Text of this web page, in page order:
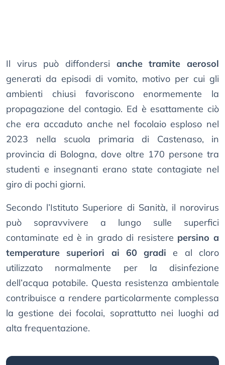
Il virus può diffondersi anche tramite aerosol
generati da episodi di vomito, motivo per cui gli
ambienti chiusi favoriscono enormemente la
propagazione del contagio. Ed è esattamente ciò
che era accaduto anche nel focolaio esploso nel
2023 nella scuola primaria di Castenaso, in
provincia di Bologna, dove oltre 170 persone tra
studenti e insegnanti erano state contagiate nel
giro di pochi giorni.
Secondo l’Istituto Superiore di Sanità, il norovirus
può sopravvivere a lungo sulle superfici
contaminate ed è in grado di resistere persino a
temperature superiori ai 60 gradi e al cloro
utilizzato normalmente per la disinfezione
dell’acqua potabile. Questa resistenza ambientale
contribuisce a rendere particolarmente complessa
la gestione dei focolai, soprattutto nei luoghi ad
alta frequentazione.